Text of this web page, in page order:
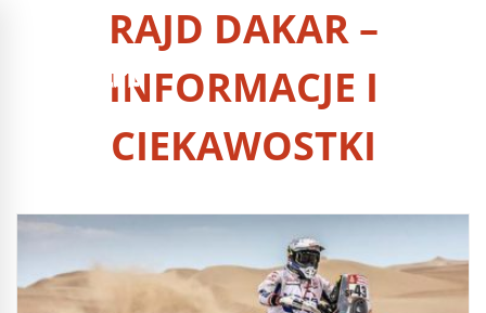
RAJD DAKAR –
INFORMACJE I
CIEKAWOSTKI